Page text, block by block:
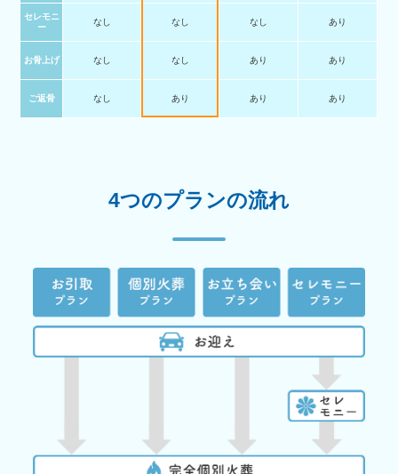
セレモニ
ー
なし なし なし あり
お骨上げ なし なし あり あり
ご返骨 なし あり あり あり
4つのプランの流れ